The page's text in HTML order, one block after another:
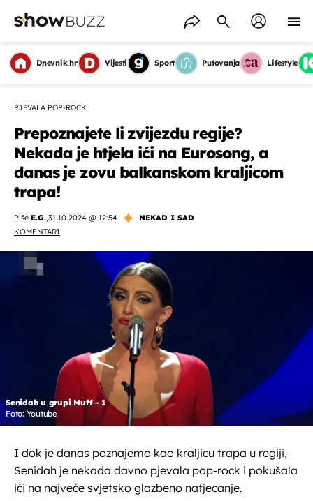
Dnevnik.hr Vijesti Sport Putovanja Lifestyle
PJEVALA POP-ROCK
Prepoznajete li zvijezdu regije?
Nekada je htjela ići na Eurosong, a
danas je zovu balkanskom kraljicom
trapa!
Piše E.G.,31.10.2024 @ 12:54
NEKAD I SAD
KOMENTARI
Senidah u grupi Muff - 1
Foto: Youtube
I dok je danas poznajemo kao kraljicu trapa u regiji,
Senidah je nekada davno pjevala pop-rock i pokušala
ići na najveće svjetsko glazbeno natjecanje.
OMOGUĆI OBAVIJESTI